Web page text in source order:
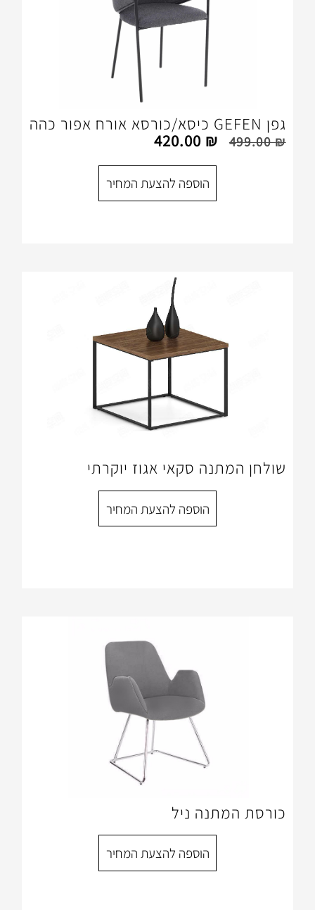
420.00
הוספה להצעת המחיר
סקאי אגוז יוקרתי
הוספה להצעת המחיר
ניל
הוספה להצעת המחיר